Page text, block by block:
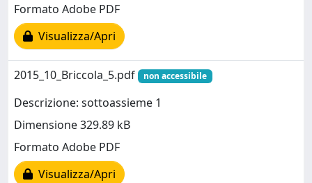
Formato Adobe PDF
Visualizza/Apri
2015_10_Briccola_5.pdf non accessibile
Descrizione: sottoassieme 1
Dimensione 329.89 kB
Formato Adobe PDF
Visualizza/Apri